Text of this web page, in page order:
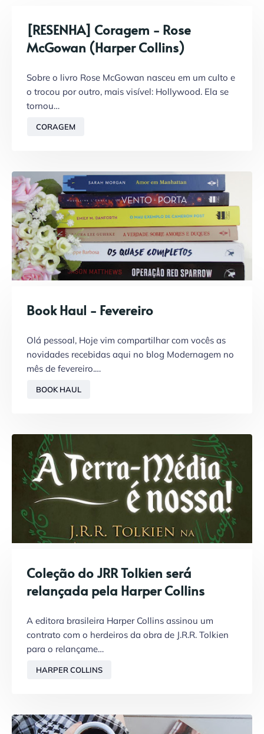
[RESENHA] Coragem - Rose
McGowan (Harper Collins)
Sobre o livro Rose McGowan nasceu em um culto e
o trocou por outro, mais visível: Hollywood. Ela se
tornou…
CORAGEM
Book Haul - Fevereiro
Olá pessoal, Hoje vim compartilhar com vocês as
novidades recebidas aqui no blog Modernagem no
mês de fevereiro.…
BOOK HAUL
Coleção do JRR Tolkien será
relançada pela Harper Collins
A editora brasileira Harper Collins assinou um
contrato com o herdeiros da obra de J.R.R. Tolkien
para o relançame…
HARPER COLLINS